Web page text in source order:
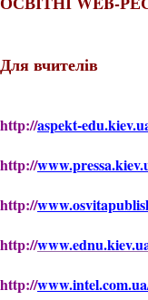
Для вчителів
http://aspekt-
http://
http://
http://
http://